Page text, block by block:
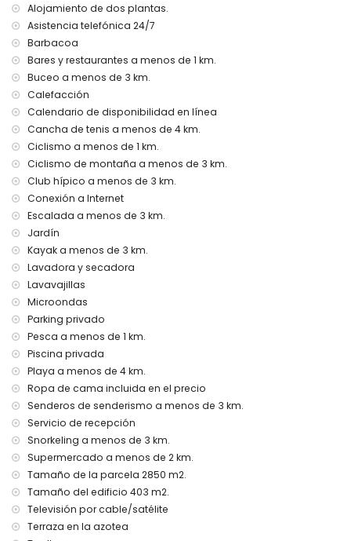
pueblo más cercano: Denia (a menos de 2 kilómetros de la
villa)
orilla o ribera más cercana: Mar Mediterráneo (a menos de
2 kilómetros de la villa)
playa más cercana: Playa Punta Raset (a menos de 4
kilómetros de la villa)
kilómetros de la villa)
aeropuerto más cercano: Aeropuerto de Alicante-Elche (a
menos de 100 kilómetros de la villa)
segundo aeropuerto más cercano: Aeropuerto de Valencia
(a menos de 100 kilómetros de la villa)
no se permiten mascotas
Instalaciones y servicios incluidos en el precio del alquiler
de la villa
internet (fibra óptica)
plancha y tabla de planchar
ropa de cama y toallas
servicio de recepción y servicio de emergencia 24 horas
calefacción por suelo radiante y aire acondicionado
Instalaciones y servicios con coste extra
cama extra y cama/cuna para niños (bajo petición)
Entretenimiento y actividades de ocio para sus vacaciones
en Denia, Costa Blanca
teatro, bar y paseo (Explanada Cervantes) (a menos de
1000 metros de la casa)
cine, discoteca y club nocturno (a menos de 5 kilómetros
Sitios de interés y cultura en Denia, Costa Blanca
monumento (Plaza del Convento) (a menos de 1000
Alojamiento de dos plantas.
Asistencia telefónica 24/7
Barbacoa
Bares y restaurantes a menos de 1 km.
Buceo a menos de 3 km.
Calefacción
Calendario de disponibilidad en línea
Cancha de tenis a menos de 4 km.
Ciclismo a menos de 1 km.
Ciclismo de montaña a menos de 3 km.
Club hípico a menos de 3 km.
Conexión a Internet
Escalada a menos de 3 km.
Jardín
Kayak a menos de 3 km.
Lavadora y secadora
Lavavajillas
Microondas
Parking privado
Pesca a menos de 1 km.
Piscina privada
Playa a menos de 4 km.
Ropa de cama incluida en el precio
Senderos de senderismo a menos de 3 km.
Servicio de recepción
Snorkeling a menos de 3 km.
Supermercado a menos de 2 km.
Tamaño de la parcela 2850 m2.
Tamaño del edificio 403 m2.
Televisión por cable/satélite
Terraza en la azotea